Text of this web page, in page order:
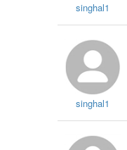
singhal1
singhal1